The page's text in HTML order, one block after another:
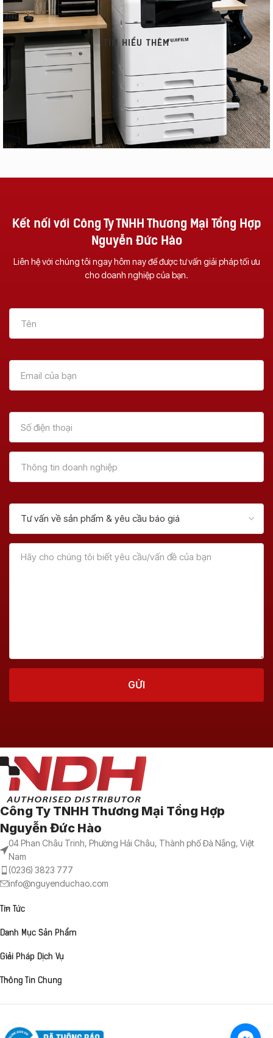
Máy Photocopy Tại
Nẵng – Uy Tín &
Tận Nơi
Xem Thêm
Photocopy Đa
Chức Năng ?
TÌM HIỂU THÊM
Kết nối với Công Ty TNHH Thương Mại Tổng Hợp
Nguyễn Đức Hào
Liên hệ với chúng tôi ngay hôm nay để được tư vấn giải pháp tối ưu
cho doanh nghiệp của bạn.
Công Ty TNHH Thương Mại Tổng Hợp
Nguyễn Đức Hào
04 Phan Châu Trinh, Phường Hải Châu, Thành phố Đà Nẵng, Việt
Nam
(0236) 3823 777
info@nguyenduchao.com
Tin Tức
Danh Mục Sản Phẩm
Giải Pháp Dịch Vụ
Thông Tin Chung